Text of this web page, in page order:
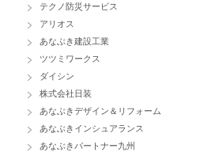
テクノ防災サービス
アリオス
あなぶき建設工業
ツツミワークス
ダイシン
株式会社日装
あなぶきデザイン＆リフォーム
あなぶきインシュアランス
あなぶきパートナー九州